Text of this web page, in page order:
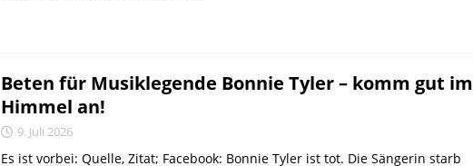
Beten für Musiklegende Bonnie Tyler – komm gut im
Himmel an!
9. Juli 2026
Es ist vorbei: Quelle, Zitat; Facebook: Bonnie Tyler ist tot. Die Sängerin starb